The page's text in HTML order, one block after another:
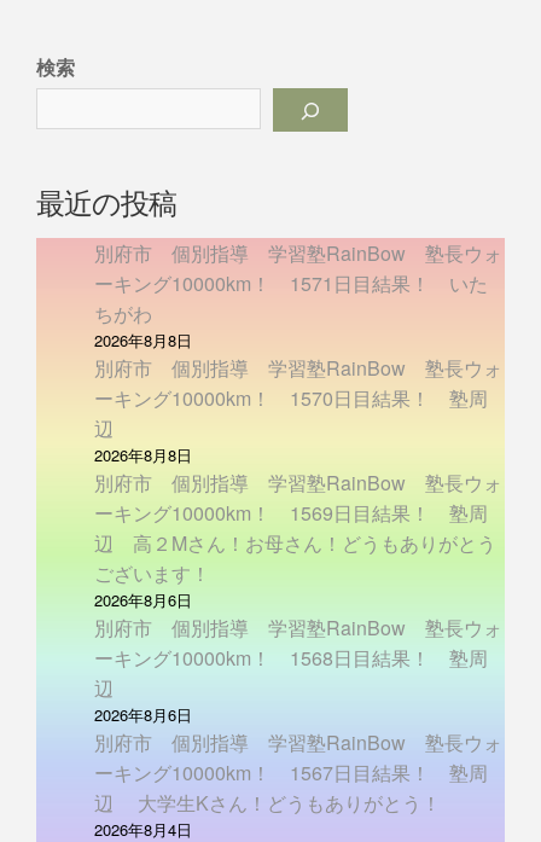
検索
最近の投稿
別府市 個別指導 学習塾RainBow 塾長ウォ
ーキング10000km！ 1571日目結果！ いた
ちがわ
2026年8月8日
別府市 個別指導 学習塾RainBow 塾長ウォ
ーキング10000km！ 1570日目結果！ 塾周
辺
2026年8月8日
別府市 個別指導 学習塾RainBow 塾長ウォ
ーキング10000km！ 1569日目結果！ 塾周
辺 高２Mさん！お母さん！どうもありがとう
ございます！
2026年8月6日
別府市 個別指導 学習塾RainBow 塾長ウォ
ーキング10000km！ 1568日目結果！ 塾周
辺
2026年8月6日
別府市 個別指導 学習塾RainBow 塾長ウォ
ーキング10000km！ 1567日目結果！ 塾周
辺 大学生Kさん！どうもありがとう！
2026年8月4日